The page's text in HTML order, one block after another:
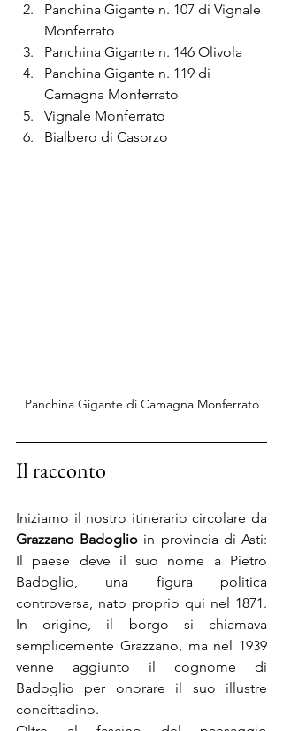
Panchina Gigante n. 107 di Vignale
Monferrato
Panchina Gigante n. 146 Olivola
Panchina Gigante n. 119 di
Camagna Monferrato
Vignale Monferrato
Bialbero di Casorzo
Panchina Gigante di Camagna Monferrato
Il racconto
Grazzano Badoglio in provincia di Asti:
Il paese deve il suo nome a Pietro
Badoglio, una figura politica
controversa, nato proprio qui nel 1871.
In origine, il borgo si chiamava
semplicemente Grazzano, ma nel 1939
venne aggiunto il cognome di
Badoglio per onorare il suo illustre
concittadino.